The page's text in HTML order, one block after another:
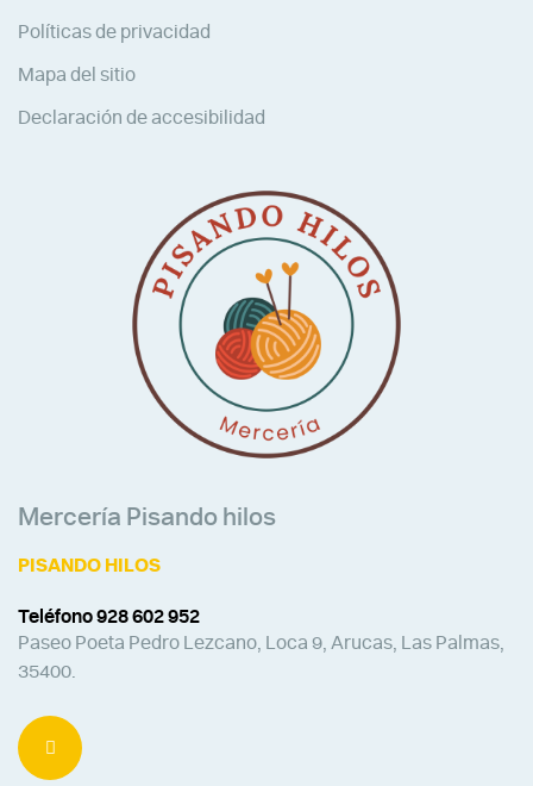
Políticas de privacidad
Mapa del sitio
Declaración de accesibilidad
Mercería Pisando hilos
PISANDO HILOS
Teléfono 928 602 952
Paseo Poeta Pedro Lezcano, Loca 9, Arucas, Las Palmas,
35400.